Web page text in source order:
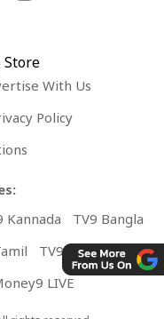
With Us
Policy
Kannada
TV9 Bangla
TV9 Malayalam
LIVE